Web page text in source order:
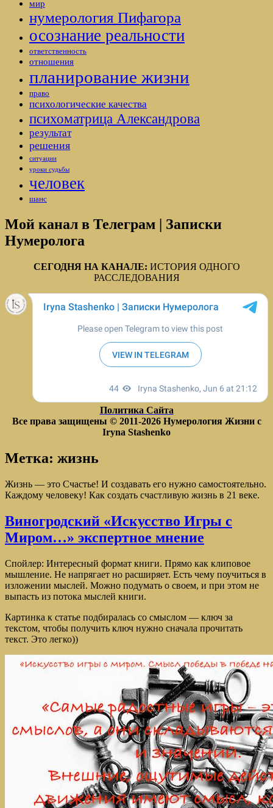
мир
нумерология Пифагора
осознание реальности
ответственность
отношения
планирование жизни
право
психологические качества
психоматрица Александрова
результат
решения
ситуации
уроки судьбы
человек
шанс
Мой канал в Телеграм | Записки
Нумеролога
СЕГОДНЯ НА КАНАЛЕ: ИСТОРИЯ ОДНОГО
РАССЛЕДОВАНИЯ
Политика Сайта
Все права защищены © 2011-2026 Нумерология Жизни с
Iryna Stashenko
Метка: жизнь
Жизнь — это Счастье! И создавать его нужно самостоятельно.
Каждому человеку! Как создать счастливую жизнь в 21 веке.
Виногродский «Искусство Игры с
Миром…» экспертное мнение
Спойлер: Интересный формат книги. Прямо как клиповое
мышление. Не напрягает но расширяет. Есть чему поучиться в
изложении мыслей. Можно подумать о своем, и при этом не
выпасть из потока мыслей книги.
Картинка к статье подбиралась со смыслом — ключ за
текстом, чтобы получить ключ нужно сначала прочитать
текст. Это легко))